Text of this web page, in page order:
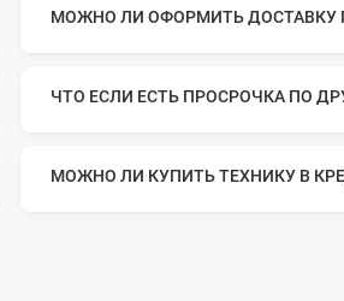
МОЖНО ЛИ ОФОРМИТЬ ДОСТАВКУ
ЧТО ЕСЛИ ЕСТЬ ПРОСРОЧКА ПО
МОЖНО ЛИ КУПИТЬ ТЕХНИКУ В